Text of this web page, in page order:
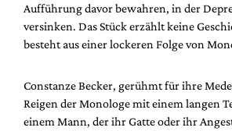
Aufführung davor bewahren, in der
versinken. Das Stück erzählt keine
besteht aus einer lockeren Folge von
Constanze Becker, gerühmt für ihre
Reigen der Monologe mit einem langen
einem Mann, der ihr Gatte oder ihr